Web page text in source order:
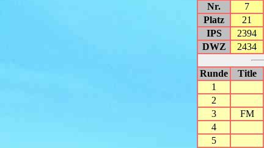
Nr.
7
Platz
21
IPS
2394
DWZ
2434
Runde Title
1
2
3
FM
4
5